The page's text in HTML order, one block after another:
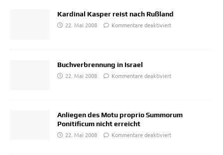
Kardinal Kasper reist nach Rußland
22. Mai 2008
Kommentare deaktiviert
Buchverbrennung in Israel
22. Mai 2008
Kommentare deaktiviert
Anliegen des Motu proprio Summorum
Ponitificum nicht erreicht
22. Mai 2008
Kommentare deaktiviert